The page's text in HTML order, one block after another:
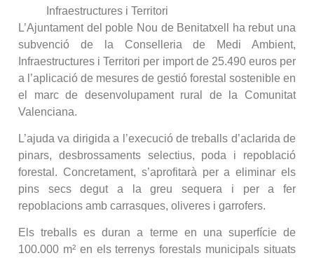
Infraestructures i Territori
L’Ajuntament del poble Nou de Benitatxell ha rebut una
subvenció de la Conselleria de Medi Ambient,
Infraestructures i Territori per import de 25.490 euros per
a l’aplicació de mesures de gestió forestal sostenible en
el marc de desenvolupament rural de la Comunitat
Valenciana.
L’ajuda va dirigida a l’execució de treballs d’aclarida de
pinars, desbrossaments selectius, poda i repoblació
forestal. Concretament, s’aprofitarà per a eliminar els
pins secs degut a la greu sequera i per a fer
repoblacions amb carrasques, oliveres i garrofers.
Els treballs es duran a terme en una superfície de
100.000 m² en els terrenys forestals municipals situats